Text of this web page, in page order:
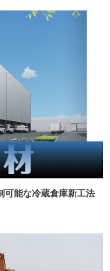
可能な冷蔵倉庫新工法